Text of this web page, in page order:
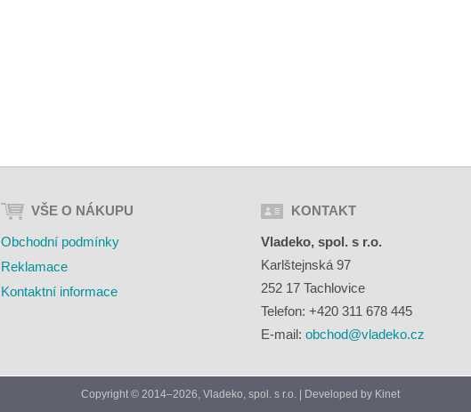
VŠE O NÁKUPU
Obchodní podmínky
Reklamace
Kontaktní informace
KONTAKT
Vladeko, spol. s r.o.
Karlštejnská 97
252 17 Tachlovice
Telefon: +420 311 678 445
E-mail:obchod@vladeko.cz
Copyright © 2014–2026, Vladeko, spol. s r.o. | Developed by Kinet